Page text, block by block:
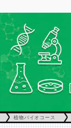
植物バイオコース